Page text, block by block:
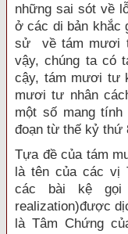
những sai sót về
ở các di bản khắc
sử về tám mươi
vậy, chúng ta có
cậy, tám mươi tư
mươi tư nhân
một số mang
đoạn từ thế kỷ thứ
Tựa đề của tám
là tên của các vị
các bài kệ gọi
realization)được
là Tâm Chứng